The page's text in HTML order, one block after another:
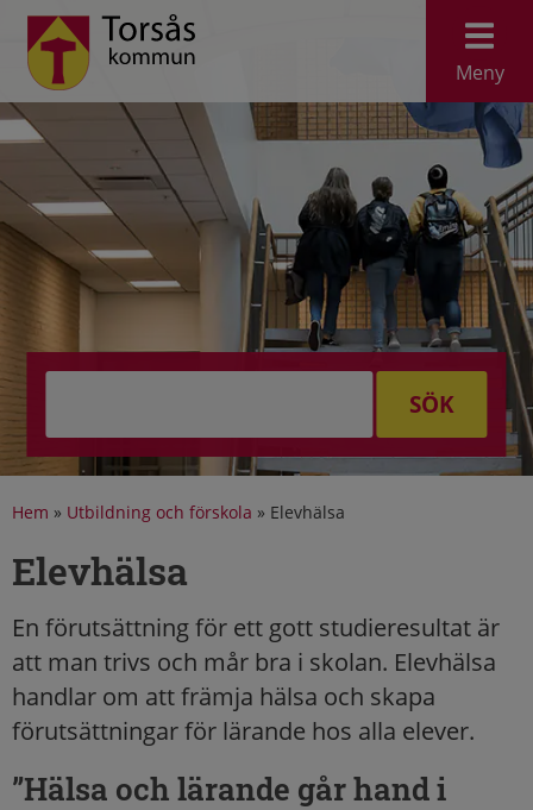
Meny
SÖK
Hem » Utbildning och förskola » Elevhälsa
Elevhälsa
En förutsättning för ett gott studieresultat är
att man trivs och mår bra i skolan. Elevhälsa
handlar om att främja hälsa och skapa
förutsättningar för lärande hos alla elever.
”Hälsa och lärande går hand i